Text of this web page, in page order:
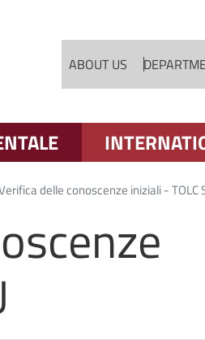
ABOUT US
delle conoscenze iniziali - TOLC